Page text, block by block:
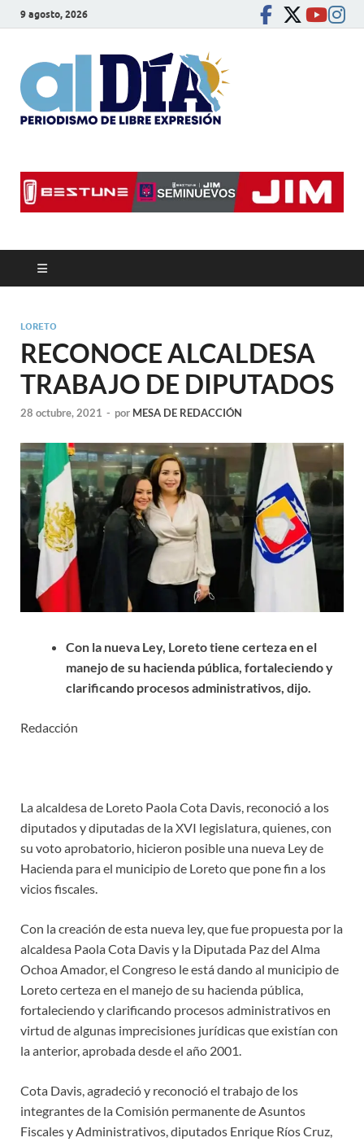
9 agosto, 2026
LORETO
RECONOCE ALCALDESA
TRABAJO DE DIPUTADOS
28 octubre, 2021 - por MESA DE REDACCIÓN
Con la nueva Ley, Loreto tiene certeza en el
manejo de su hacienda pública, fortaleciendo y
clarificando procesos administrativos, dijo.
Redacción
La alcaldesa de Loreto Paola Cota Davis, reconoció a los
diputados y diputadas de la XVI legislatura, quienes, con
su voto aprobatorio, hicieron posible una nueva Ley de
Hacienda para el municipio de Loreto que pone fin a los
vicios fiscales.
Con la creación de esta nueva ley, que fue propuesta por la
alcaldesa Paola Cota Davis y la Diputada Paz del Alma
Ochoa Amador, el Congreso le está dando al municipio de
Loreto certeza en el manejo de su hacienda pública,
fortaleciendo y clarificando procesos administrativos en
virtud de algunas imprecisiones jurídicas que existían con
la anterior, aprobada desde el año 2001.
Cota Davis, agradeció y reconoció el trabajo de los
integrantes de la Comisión permanente de Asuntos
Fiscales y Administrativos, diputados Enrique Ríos Cruz,